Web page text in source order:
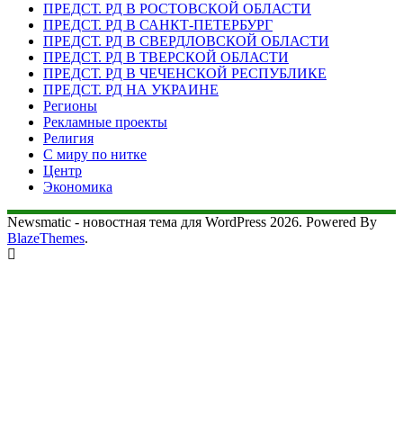
ПРЕДСТ. РД В РОСТОВСКОЙ ОБЛАСТИ
ПРЕДСТ. РД В САНКТ-ПЕТЕРБУРГ
ПРЕДСТ. РД В СВЕРДЛОВСКОЙ ОБЛАСТИ
ПРЕДСТ. РД В ТВЕРСКОЙ ОБЛАСТИ
ПРЕДСТ. РД В ЧЕЧЕНСКОЙ РЕСПУБЛИКЕ
ПРЕДСТ. РД НА УКРАИНЕ
Регионы
Рекламные проекты
Религия
С миру по нитке
Центр
Экономика
Newsmatic - новостная тема для WordPress 2026. Powered By
BlazeThemes.